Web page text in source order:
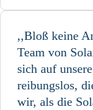
,,Bloß keine
Team von
sich auf
reibungslos,
wir, als die